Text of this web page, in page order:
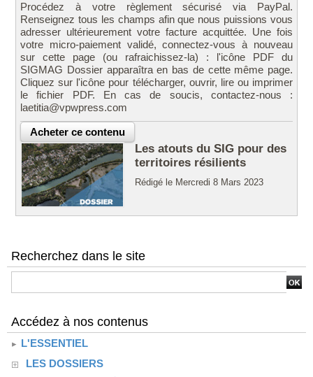
Procédez à votre règlement sécurisé via PayPal.
Renseignez tous les champs afin que nous puissions vous
adresser ultérieurement votre facture acquittée. Une fois
votre micro-paiement validé, connectez-vous à nouveau
sur cette page (ou rafraichissez-la) : l'icône PDF du
SIGMAG Dossier apparaîtra en bas de cette même page.
Cliquez sur l'icône pour télécharger, ouvrir, lire ou imprimer
le fichier PDF. En cas de soucis, contactez-nous :
laetitia@vpwpress.com
Les atouts du SIG pour des
territoires résilients
Rédigé le Mercredi 8 Mars 2023
Recherchez dans le site
Accédez à nos contenus
L'ESSENTIEL
LES DOSSIERS